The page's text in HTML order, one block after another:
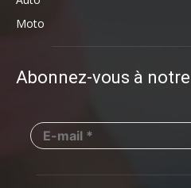
Moto
Abonnez-vous à